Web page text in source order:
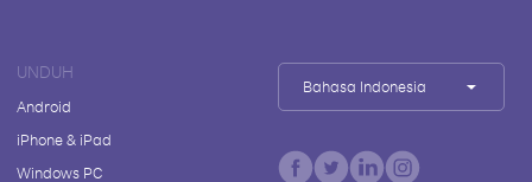
UNDUH
Android
iPhone & iPad
Windows PC
Bahasa Indonesia